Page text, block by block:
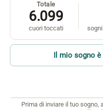
Totale
6.099
cuori toccati
Il mio sogno
Prima di inviare il tuo